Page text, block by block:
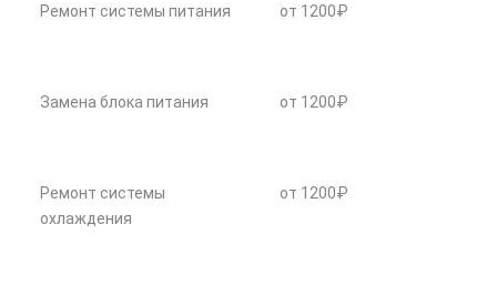
Ремонт системы питания от 1200₽
Замена блока питания от 1200₽
Ремонт системы
охлаждения
от 1200₽